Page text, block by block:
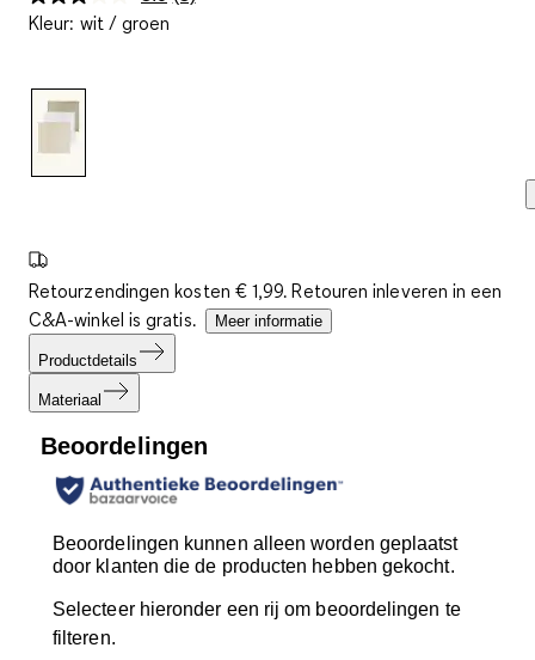
Kleur: wit / groen
Retourzendingen kosten € 1,99. Retouren inleveren in een
C&A-winkel is gratis.
Meer informatie
Productdetails
Materiaal
Beoordelingen
Beoordelingen kunnen alleen worden geplaatst
door klanten die de producten hebben gekocht.
Selecteer hieronder een rij om beoordelingen te
filteren.